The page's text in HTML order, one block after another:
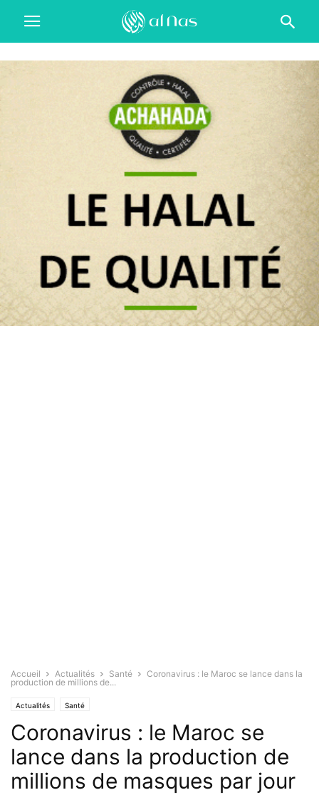
Accueil Actualités Santé
Coronavirus : le Maroc se lance dans la
production de millions de...
Actualités Santé
Coronavirus : le Maroc se
lance dans la production de
millions de masques par jour